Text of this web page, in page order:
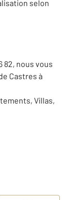
selon
82, nous vous
Castres à
Villas,